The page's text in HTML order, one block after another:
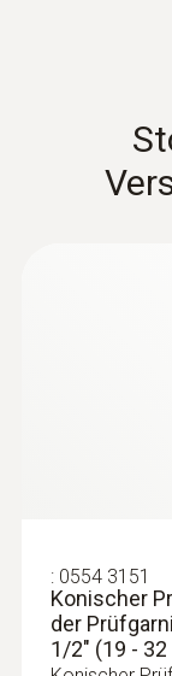
: 0554 3151
Konischer
der
1/2" (19 -